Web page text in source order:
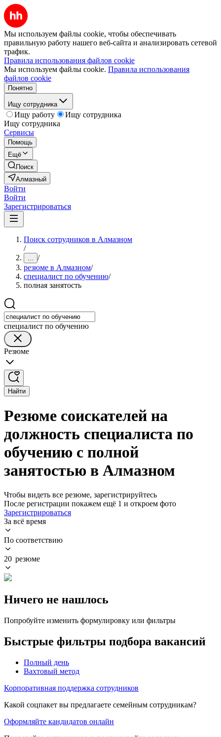
Мы используем файлы cookie, чтобы обеспечивать
правильную работу нашего веб-сайта и анализировать сетевой
трафик.
Правила использования файлов cookie
Мы используем файлы cookie. Правила использования
файлов cookie
Понятно
Ищу сотрудника
Ищу работу
Ищу сотрудника
Ищу сотрудника
Сервисы
Помощь
Ещё
Поиск
Алмазный
Войти
Войти
Зарегистрироваться
Поиск сотрудников в Алмазном
/
... /
резюме в Алмазном/
специалист по обучению/
полная занятость
специалист по обучению
Резюме
Найти
Резюме соискателей на
должность специалиста по
обучению с полной
занятостью в Алмазном
Чтобы видеть все резюме, зарегистрируйтесь
После регистрации покажем ещё 1 и откроем фото
Зарегистрироваться
За всё время
По соответствию
20 резюме
Ничего не нашлось
Попробуйте изменить формулировку или фильтры
Быстрые фильтры подбора вакансий
Полный день
Вахтовый метод
Корпоративная поддержка сотрудников
Какой соцпакет вы предлагаете семейным сотрудникам?
Оформляйте кандидатов онлайн